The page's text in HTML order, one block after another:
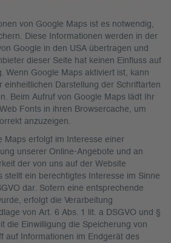
von Google Maps ist es notwendig,
Diese Informationen werden in der
Google in den USA übertragen und
dieser Seite hat keinen Einfluss auf
Wenn Google Maps aktiviert ist, kann
einheitlichen Darstellung der Schriftarten
Beim Aufruf von Google Maps lädt Ihr
Fonts in ihren Browsercache, um
anzuzeigen.
Maps erfolgt im Interesse einer
unserer Online-Angebote und an
der von uns auf der Website
stellt ein berechtigtes Interesse im Sinne
dar. Sofern eine entsprechende
erfolgt die Verarbeitung
von Art. 6 Abs. 1 lit. a DSGVO und §
die Einwilligung die Speicherung von
auf Informationen im Endgerät des